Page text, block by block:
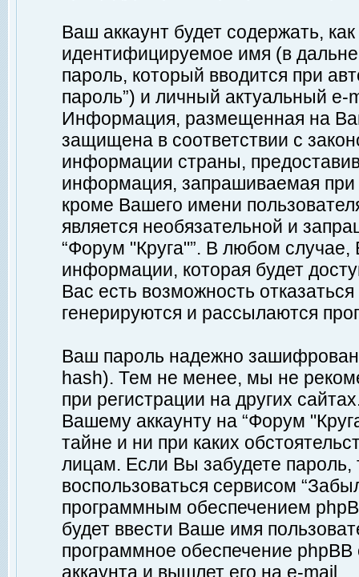
Ваш аккаунт будет содержать,
идентифицируемое имя (в
пароль, который вводится при
пароль”) и личный актуальный
Информация, размещенная на
защищена в соответствии с
информации страны,
информация, запрашиваемая при
кроме Вашего имени
является необязательной и
“Форум "Круга"”. В любом
информации, которая будет
Вас есть возможность
генерируются и рассылаются
Ваш пароль надежно
hash). Тем не менее, мы не
при регистрации на других
Вашему аккаунту на “Форум
тайне и ни при каких
лицам. Если Вы забудете пароль,
воспользоваться сервисом
программным обеспечением
будет ввести Ваше имя
программное обеспечение
аккаунта и вышлет его на e-mail.